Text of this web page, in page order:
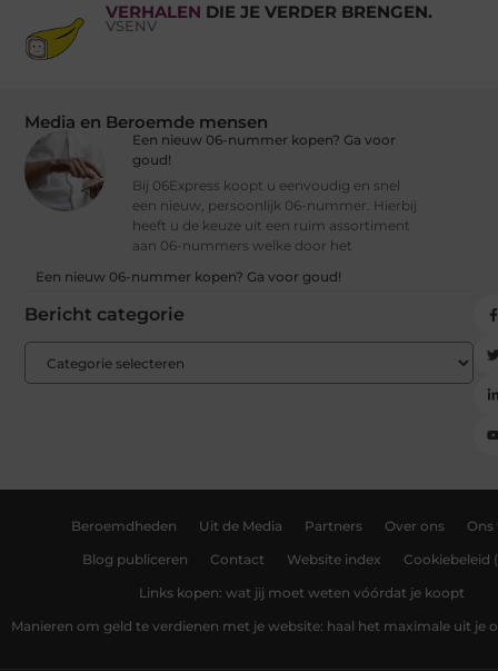
VERHALEN DIE JE VERDER BRENGEN.
VSENV
Media en Beroemde mensen
Een nieuw 06-nummer kopen? Ga voor
goud!
Bij 06Express koopt u eenvoudig en snel
een nieuw, persoonlijk 06-nummer. Hierbij
heeft u de keuze uit een ruim assortiment
aan 06-nummers welke door het
Een nieuw 06-nummer kopen? Ga voor goud!
Bericht categorie
Beroemdheden Uit de Media Partners Over ons Ons
Blog publiceren Contact Website index Cookiebeleid
Links kopen: wat jij moet weten vóórdat je koopt
Manieren om geld te verdienen met je website: haal het maximale uit je